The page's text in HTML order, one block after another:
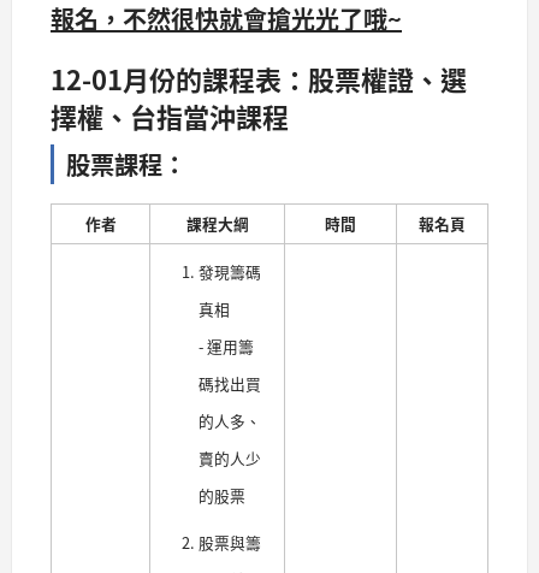
報名，不然很快就會搶光光了哦~
12-01月份的課程表：股票權證、選
擇權、台指當沖課程
股票課程：
作者 課程大綱 時間 報名頁
發現籌碼
真相
- 運用籌
碼找出買
的人多、
賣的人少
的股票
股票與籌